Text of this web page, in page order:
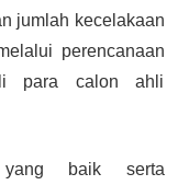
jumlah kecelakaan
perencanaan
para calon ahli
yang baik serta